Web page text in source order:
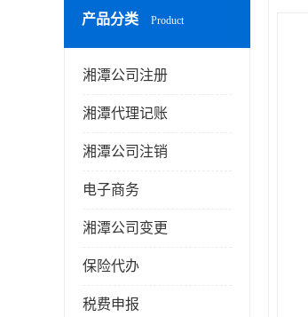
产品分类 Product
湘潭公司注册
湘潭代理记账
湘潭公司注销
电子商务
湘潭公司变更
保险代办
税费申报